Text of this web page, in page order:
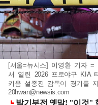
[서울=뉴시스] 이영환 기자 =
서 열린 2026 프로야구 KIA
키움 설종진 감독이 경기를
20hwan@newsis.com